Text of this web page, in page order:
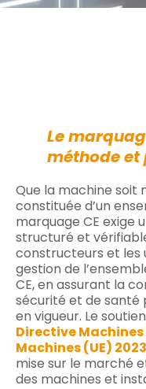
Le
méthode et
Que la machine soit
constituée d’un
marquage CE exige
structuré et
constructeurs et les
gestion de
CE, en assurant la
sécurité et de santé
en vigueur. Le
Directive
Machines (UE)
mise sur le marché
des machines et